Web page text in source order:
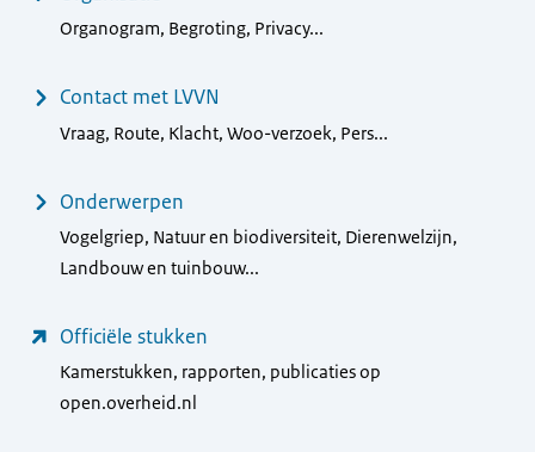
Organogram, Begroting, Privacy...
Contact met LVVN
Vraag, Route, Klacht, Woo-verzoek, Pers...
Onderwerpen
Vogelgriep, Natuur en biodiversiteit, Dierenwelzijn,
Landbouw en tuinbouw...
Officiële stukken
Kamerstukken, rapporten, publicaties op
open.overheid.nl